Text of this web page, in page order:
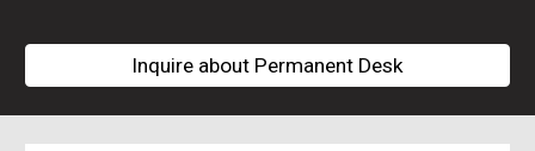
Inquire about Permanent Desk